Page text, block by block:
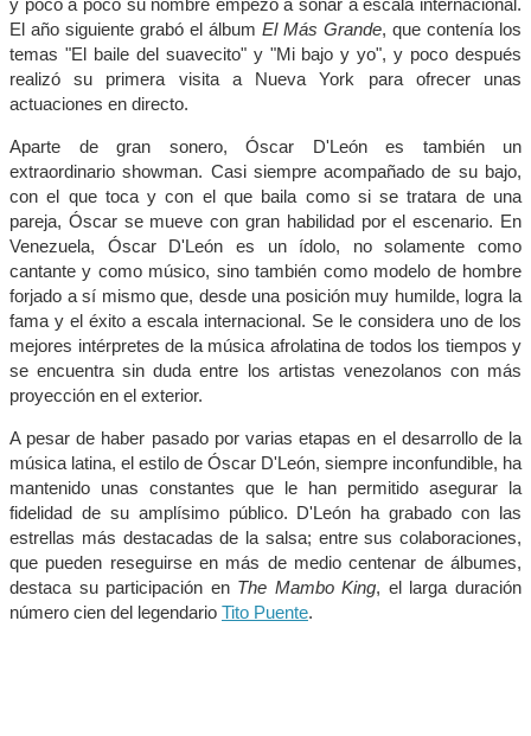
y poco a poco su nombre empezó a sonar a escala internacional.
El año siguiente grabó el álbum El Más Grande, que contenía los
temas "El baile del suavecito" y "Mi bajo y yo", y poco después
realizó su primera visita a Nueva York para ofrecer unas
actuaciones en directo.
Aparte de gran sonero, Óscar D'León es también un
extraordinario showman. Casi siempre acompañado de su bajo,
con el que toca y con el que baila como si se tratara de una
pareja, Óscar se mueve con gran habilidad por el escenario. En
Venezuela, Óscar D'León es un ídolo, no solamente como
cantante y como músico, sino también como modelo de hombre
forjado a sí mismo que, desde una posición muy humilde, logra la
fama y el éxito a escala internacional. Se le considera uno de los
mejores intérpretes de la música afrolatina de todos los tiempos y
se encuentra sin duda entre los artistas venezolanos con más
proyección en el exterior.
A pesar de haber pasado por varias etapas en el desarrollo de la
música latina, el estilo de Óscar D'León, siempre inconfundible, ha
mantenido unas constantes que le han permitido asegurar la
fidelidad de su amplísimo público. D'León ha grabado con las
estrellas más destacadas de la salsa; entre sus colaboraciones,
que pueden reseguirse en más de medio centenar de álbumes,
destaca su participación en The Mambo King, el larga duración
número cien del legendario Tito Puente.